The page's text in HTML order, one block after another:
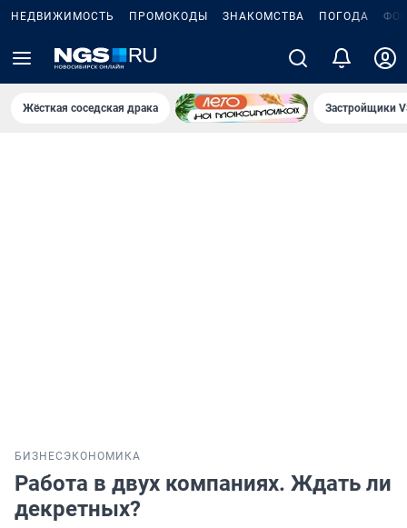
НЕДВИЖИМОСТЬ ПРОМОКОДЫ ЗНАКОМСТВА ПОГОДА
Жёсткая соседская драка Застройщики
БИЗНЕС ЭКОНОМИКА
Работа в двух компаниях. Ждать ли
декретных?